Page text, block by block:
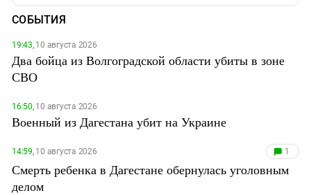
СОБЫТИЯ
19:43,10 августа 2026
Два бойца из Волгоградской области убиты в зоне
СВО
16:50,10 августа 2026
Военный из Дагестана убит на Украине
14:59,10 августа 2026 1
Смерть ребенка в Дагестане обернулась уголовным
делом